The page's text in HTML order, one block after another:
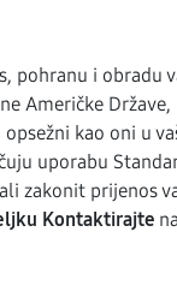
i obradu
Američke
kao oni u
uporabu
prijenos
Kontaktirajte